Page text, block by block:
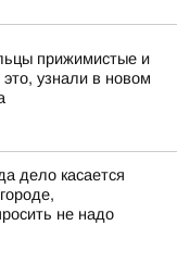
прижимистые и
узнали в новом
дело касается
не надо